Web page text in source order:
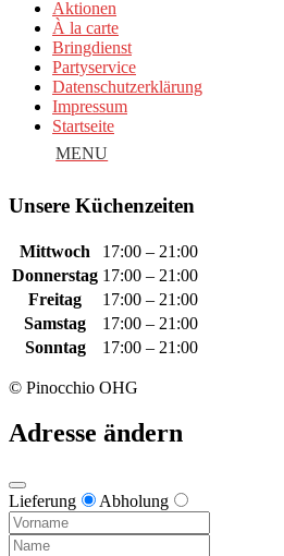
Aktionen
À la carte
Bringdienst
Partyservice
Datenschutzerklärung
Impressum
Startseite
Unsere Küchenzeiten
Mittwoch
17:00 – 21:00
Donnerstag 17:00 – 21:00
Freitag
17:00 – 21:00
Samstag
17:00 – 21:00
Sonntag
17:00 – 21:00
© Pinocchio OHG
Adresse ändern
Lieferung Abholung